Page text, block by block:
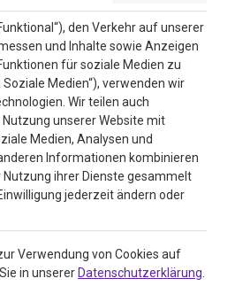
den Verkehr auf unserer
und Inhalte sowie Anzeigen
für soziale Medien zu
Medien“), verwenden wir
Wir teilen auch
unserer Website mit
Medien, Analysen und
Informationen kombinieren
Nutzung ihrer Dienste gesammelt
jederzeit ändern oder
Verwendung von Cookies auf
in unserer Datenschutzerklärung